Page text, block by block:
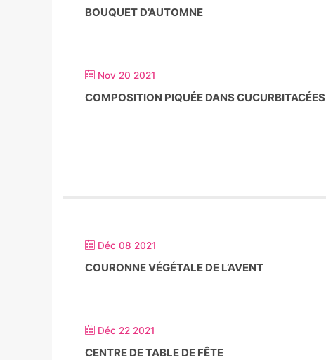
BOUQUET D’AUTOMNE
Nov 20 2021
COMPOSITION PIQUÉE DANS CUCURBITACÉES
Déc 08 2021
COURONNE VÉGÉTALE DE L’AVENT
Déc 22 2021
CENTRE DE TABLE DE FÊTE